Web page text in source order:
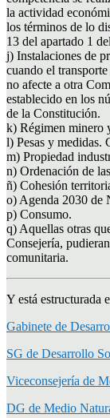
la actividad
los términos de lo
13 del apartado 1
j) Instalaciones de
cuando el
no afecte a otra
establecido en los
de la Constitución.
k) Régimen minero
l) Pesas y medidas.
m) Propiedad
n) Ordenación de
ñ) Cohesión
o) Agenda 2030 de
p) Consumo.
q) Aquellas otras
Consejería,
comunitaria.
Y está estructurada
Gabinete de
SG de Desarrollo
Viceconsejería de
DG de Medio